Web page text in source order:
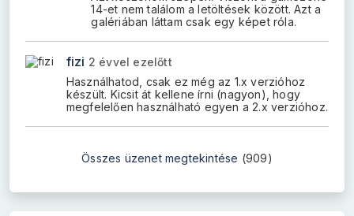
14-et nem találom a letöltések között. Azt a
galériában láttam csak egy képet róla.
fizi 2 évvel ezelőtt
Használhatod, csak ez még az 1.x verzióhoz
készült. Kicsit át kellene írni (nagyon), hogy
megfelelően használható egyen a 2.x verzióhoz.
Összes üzenet megtekintése (909)